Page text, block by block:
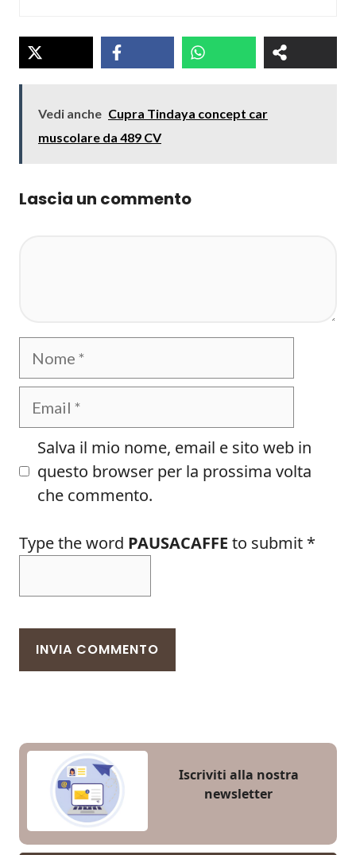
Vedi anche Cupra Tindaya concept car
muscolare da 489 CV
Lascia un commento
Salva il mio nome, email e sito web in
questo browser per la prossima volta
che commento.
Type the word PAUSACAFFE to submit *
Iscriviti alla nostra
newsletter